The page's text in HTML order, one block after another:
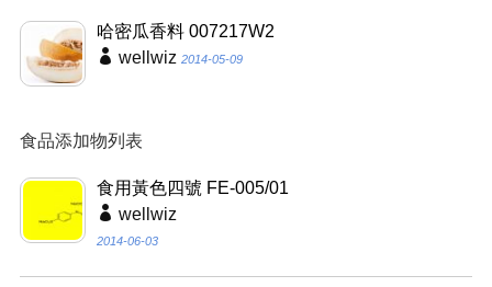
哈密瓜香料 007217W2
wellwiz 2014-05-09
食品添加物列表
食用黃色四號 FE-005/01
wellwiz
2014-06-03